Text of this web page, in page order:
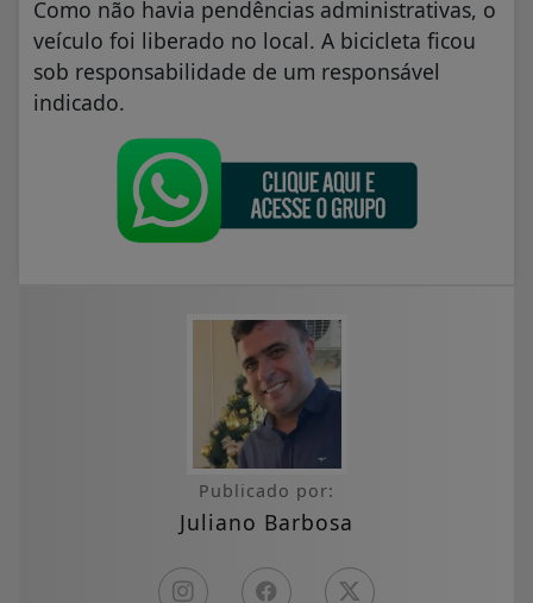
Como não havia pendências administrativas, o
veículo foi liberado no local. A bicicleta ficou
sob responsabilidade de um responsável
indicado.
Publicado por:
Juliano Barbosa